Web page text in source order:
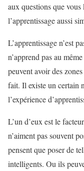
aux questions que
l’apprentissage aussi
L’apprentissage n’est
n’apprend pas au
peuvent avoir des
fait. Il existe un certain
l’expérience
L’un d’eux est le
n’aiment pas souvent
pensent que poser de
intelligents. Ou ils